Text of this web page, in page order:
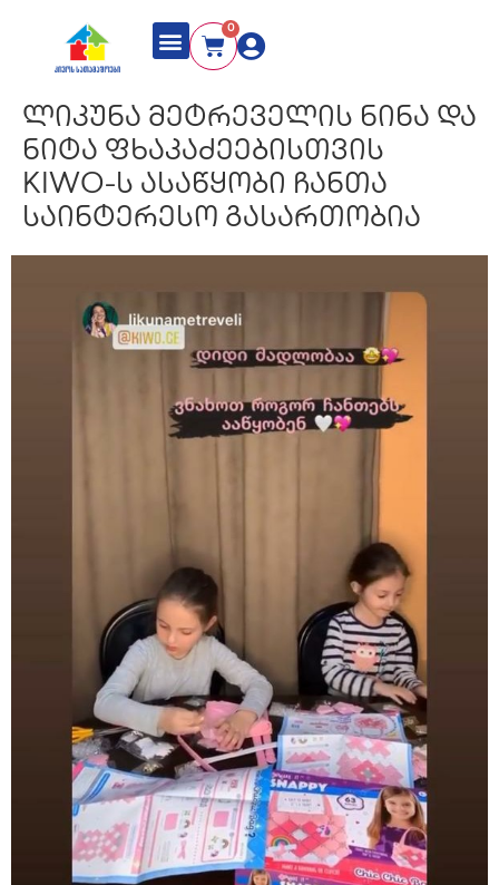
0
ლიკუნა მეტრეველის ნინა და
ნიტა ფხაკაძეებისთვის
KIWO-ს ასაწყობი ჩანთა
საინტერესო გასართობია